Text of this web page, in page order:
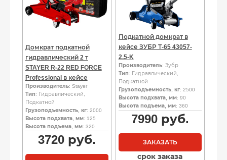
Домкрат подкатной
гидравлический 2 т
STAYER R-22 RED FORCE
Professional в кейсе
Производитель: Stayer
Тип: Гидравлический,
Подкатной
Грузоподъемность, кг: 2000
Высота подхвата, мм: 125
Высота подъема, мм: 320
3720руб.
Подкатной домкрат в
кейсе ЗУБР Т-65 43057-
2.5-K
Производитель: Зубр
Тип: Гидравлический,
Подкатной
Грузоподъемность, кг: 2500
Высота подхвата, мм: 90
Высота подъема, мм: 360
7990руб.
ЗАКАЗАТЬ
срок заказа